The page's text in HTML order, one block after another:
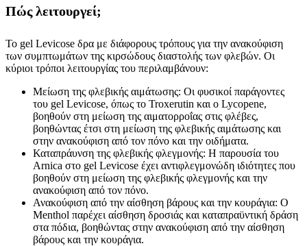
Πώς λειτουργεί;
Το gel Levicose δρα με διάφορους τρόπους για την ανακούφιση
των συμπτωμάτων της κιρσώδους διαστολής των φλεβών. Οι
κύριοι τρόποι λειτουργίας του περιλαμβάνουν:
Μείωση της φλεβικής αιμάτωσης: Οι φυσικοί παράγοντες
του gel Levicose, όπως το Troxerutin και ο Lycopene,
βοηθούν στη μείωση της αιματορροΐας στις φλέβες,
βοηθώντας έτσι στη μείωση της φλεβικής αιμάτωσης και
στην ανακούφιση από τον πόνο και την οιδήματα.
Καταπράυνση της φλεβικής φλεγμονής: Η παρουσία του
Arnica στο gel Levicose έχει αντιφλεγμονώδη ιδιότητες που
βοηθούν στη μείωση της φλεβικής φλεγμονής και την
ανακούφιση από τον πόνο.
Ανακούφιση από την αίσθηση βάρους και την κουράγια: Ο
Menthol παρέχει αίσθηση δροσιάς και καταπραϋντική δράση
στα πόδια, βοηθώντας στην ανακούφιση από την αίσθηση
βάρους και την κουράγια.